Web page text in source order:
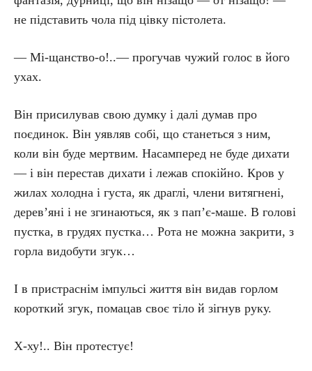
не підставить чола під цівку пістолета.
— Мі-щанство-о!..— прогучав чужий голос в його
ухах.
Він присилував свою думку і далі думав про
поєдинок. Він уявляв собі, що станеться з ним,
коли він буде мертвим. Насамперед не буде дихати
— і він перестав дихати і лежав спокійно. Кров у
жилах холодна і густа, як драглі, члени витягнені,
дерев’яні і не згинаються, як з пап’є-маше. В голові
пустка, в грудях пустка… Рота не можна закрити, з
горла видобути згук…
І в пристраснім імпульсі життя він видав горлом
короткий згук, помацав своє тіло й зігнув руку.
Х-ху!.. Він протестує!